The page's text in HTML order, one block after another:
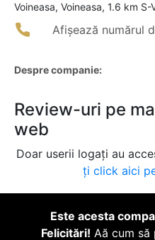
Voineasa, Voineasa, 1.6 km
Afișează numărul
Despre companie:
Review-uri pe
web
Doar userii logați au
ți click aici
Este acesta
Felicitări! Aă cum să